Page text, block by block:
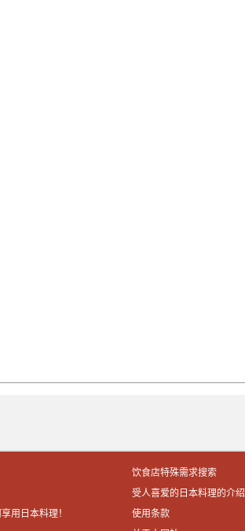
饮食店特殊需求搜索
受人喜爱的日本料理的介绍
用日本料理！
使用条款